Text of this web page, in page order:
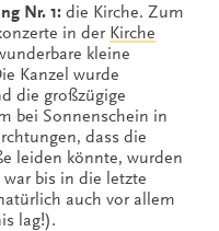
Nr. 1: die Kirche. Zum
in der Kirche
kleine
Kanzel wurde
die großzügige
bei Sonnenschein in
dass die
leiden könnte, wurden
bis in die letzte
auch vor allem
lag!).